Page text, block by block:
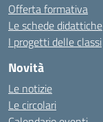
Offerta formativa
Le schede didattiche
I progetti delle classi
Novità
Le notizie
Le circolari